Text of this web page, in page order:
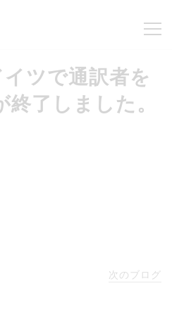
ツで通訳者を
了しました。
次のブログ